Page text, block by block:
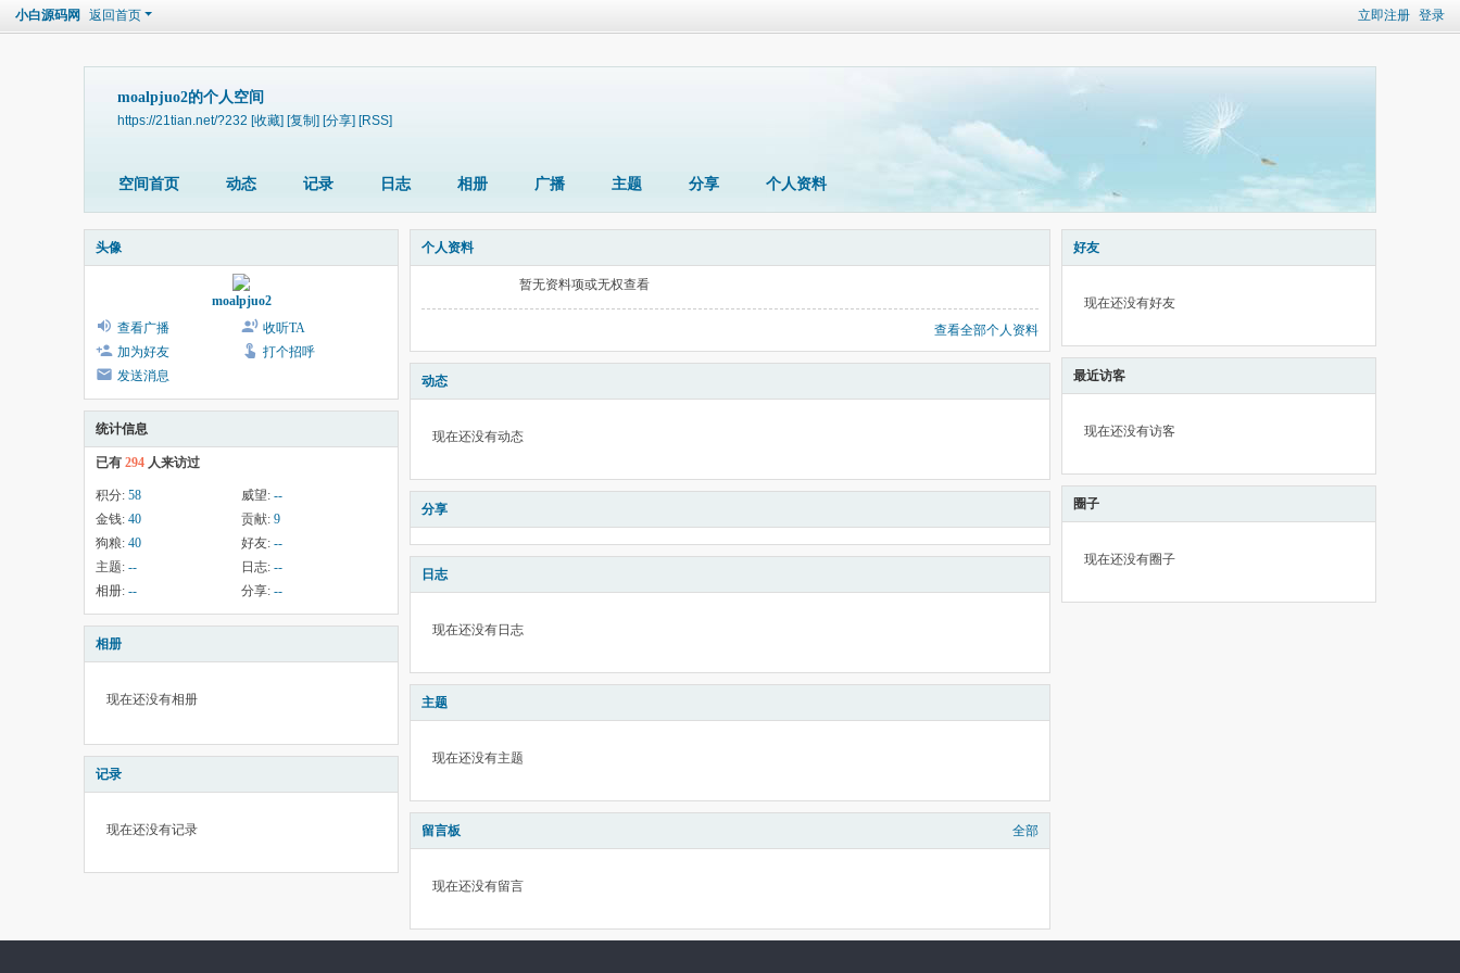
立即注册 登录
小白源码网 返回首页
moalpjuo2的个人空间
https://21tian.net/?232 [收藏] [复制] [分享] [RSS]
空间首页 动态 记录 日志 相册 广播 主题 分享 个人资料
头像
moalpjuo2
查看广播
收听TA
加为好友
打个招呼
发送消息
统计信息
已有 294 人来访过
积分: 58 威望: --
金钱: 40 贡献: 9
狗粮: 40 好友: --
主题: -- 日志: --
相册: -- 分享: --
相册
现在还没有相册
记录
现在还没有记录
个人资料
暂无资料项或无权查看
查看全部个人资料
动态
现在还没有动态
分享
日志
现在还没有日志
主题
现在还没有主题
留言板 全部
现在还没有留言
好友
现在还没有好友
最近访客
现在还没有访客
圈子
现在还没有圈子